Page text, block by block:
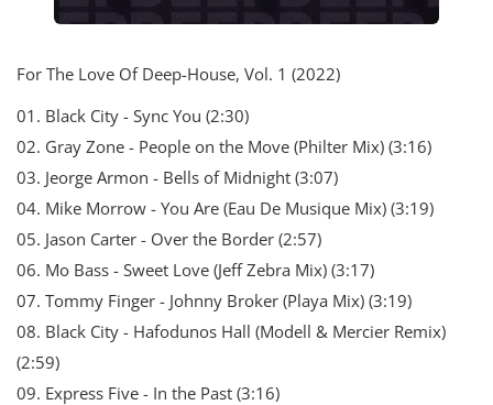
For The Love Of Deep-House, Vol. 1 (2022)
01. Black City - Sync You (2:30)
02. Gray Zone - People on the Move (Philter Mix) (3:16)
03. Jeorge Armon - Bells of Midnight (3:07)
04. Mike Morrow - You Are (Eau De Musique Mix) (3:19)
05. Jason Carter - Over the Border (2:57)
06. Mo Bass - Sweet Love (Jeff Zebra Mix) (3:17)
07. Tommy Finger - Johnny Broker (Playa Mix) (3:19)
08. Black City - Hafodunos Hall (Modell & Mercier Remix)
(2:59)
09. Express Five - In the Past (3:16)